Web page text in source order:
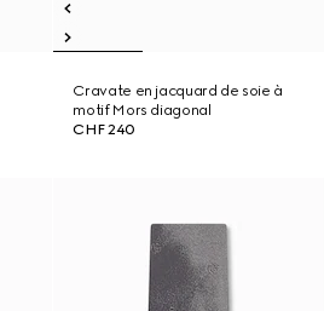
Cravate en jacquard de soie à
motif Mors diagonal
CHF 240